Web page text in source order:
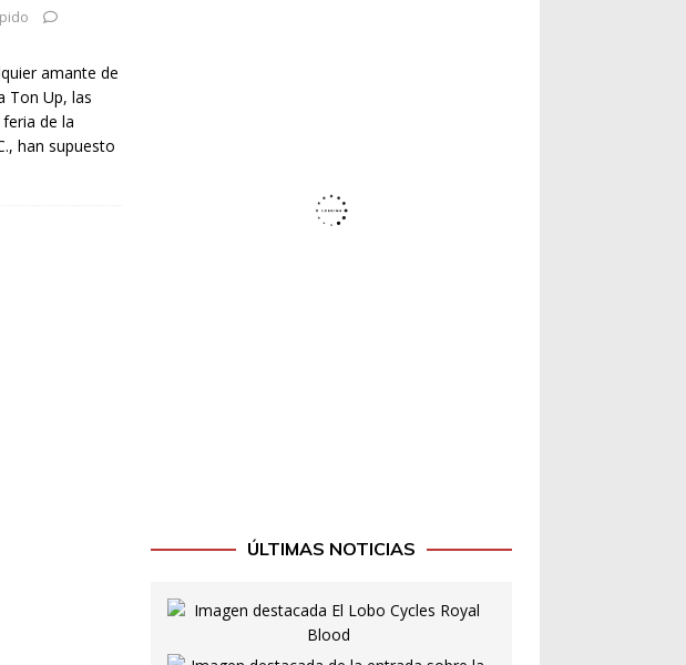
amante de
Ton Up, las
de la
han supuesto
ÚLTIMAS NOTICIAS